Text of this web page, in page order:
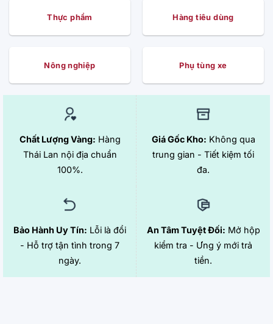
Thực phẩm Hàng tiêu dùng
Nông nghiệp Phụ tùng xe
Chất Lượng Vàng: Hàng
Thái Lan nội địa chuẩn
100%.
Giá Gốc Kho: Không qua
trung gian - Tiết kiệm tối
đa.
Bảo Hành Uy Tín: Lỗi là đổi
- Hỗ trợ tận tình trong 7
ngày.
An Tâm Tuyệt Đối: Mở hộp
kiểm tra - Ưng ý mới trả
tiền.